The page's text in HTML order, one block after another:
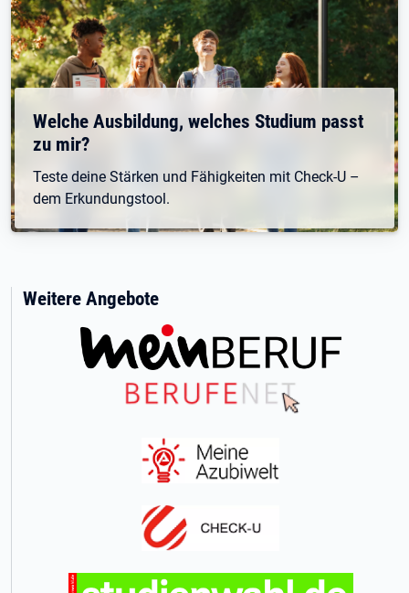
Welche Ausbildung, welches Studium passt
zu mir?
Teste deine Stärken und Fähigkeiten mit Check-U –
dem Erkundungstool.
Weitere Angebote